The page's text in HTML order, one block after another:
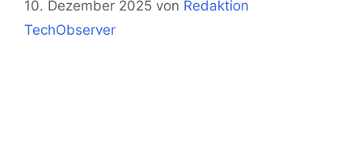
10. Dezember 2025 von Redaktion
TechObserver